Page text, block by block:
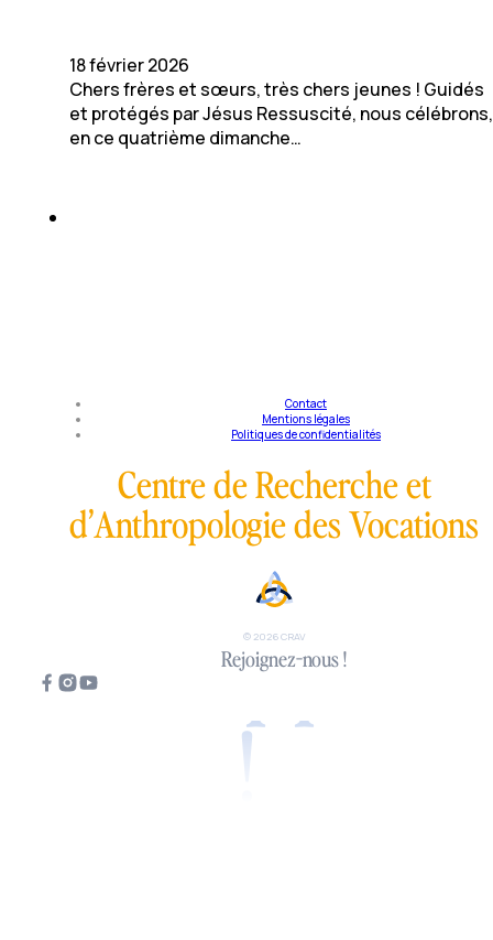
18 février 2026
Chers frères et sœurs, très chers jeunes ! Guidés
et protégés par Jésus Ressuscité, nous célébrons,
en ce quatrième dimanche…
Contact
Mentions légales
Politiques de confidentialités
Centre de Recherche et
d’Anthropologie des Vocations
© 2026 CRAV
Rejoignez-nous !
Tous appelés
!